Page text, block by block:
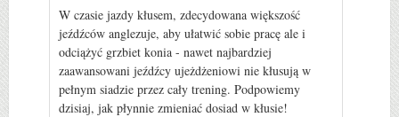
W czasie jazdy kłusem, zdecydowana większość
jeźdźców anglezuje, aby ułatwić sobie pracę ale i
odciążyć grzbiet konia - nawet najbardziej
zaawansowani jeźdźcy ujeżdżeniowi nie kłusują w
pełnym siadzie przez cały trening. Podpowiemy
dzisiaj, jak płynnie zmieniać dosiad w kłusie!